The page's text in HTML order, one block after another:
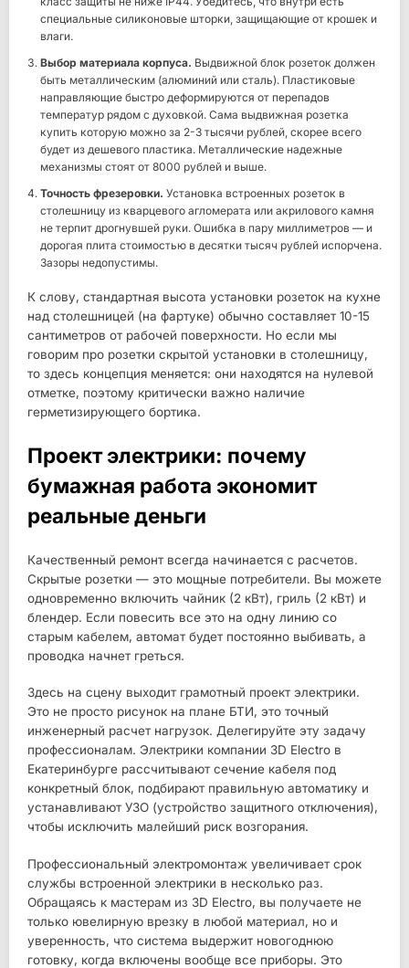
специальные силиконовые шторки, защищающие от крошек и
влаги.
Выбор материала корпуса. Выдвижной блок розеток должен
быть металлическим (алюминий или сталь). Пластиковые
направляющие быстро деформируются от перепадов
температур рядом с духовкой. Сама выдвижная розетка
купить которую можно за 2-3 тысячи рублей, скорее всего
будет из дешевого пластика. Металлические надежные
механизмы стоят от 8000 рублей и выше.
Точность фрезеровки. Установка встроенных розеток в
столешницу из кварцевого агломерата или акрилового камня
не терпит дрогнувшей руки. Ошибка в пару миллиметров — и
дорогая плита стоимостью в десятки тысяч рублей испорчена.
Зазоры недопустимы.
К слову, стандартная высота установки розеток на кухне
над столешницей (на фартуке) обычно составляет 10-15
сантиметров от рабочей поверхности. Но если мы
говорим про розетки скрытой установки в столешницу,
то здесь концепция меняется: они находятся на нулевой
отметке, поэтому критически важно наличие
герметизирующего бортика.
Проект электрики: почему
бумажная работа экономит
реальные деньги
Качественный ремонт всегда начинается с расчетов.
Скрытые розетки — это мощные потребители. Вы можете
одновременно включить чайник (2 кВт), гриль (2 кВт) и
блендер. Если повесить все это на одну линию со
старым кабелем, автомат будет постоянно выбивать, а
проводка начнет греться.
Здесь на сцену выходит грамотный проект электрики.
Это не просто рисунок на плане БТИ, это точный
инженерный расчет нагрузок. Делегируйте эту задачу
профессионалам. Электрики компании 3D Electro в
Екатеринбурге рассчитывают сечение кабеля под
конкретный блок, подбирают правильную автоматику и
устанавливают УЗО (устройство защитного отключения),
чтобы исключить малейший риск возгорания.
Профессиональный электромонтаж увеличивает срок
службы встроенной электрики в несколько раз.
Обращаясь к мастерам из 3D Electro, вы получаете не
только ювелирную врезку в любой материал, но и
уверенность, что система выдержит новогоднюю
готовку, когда включены вообще все приборы. Это